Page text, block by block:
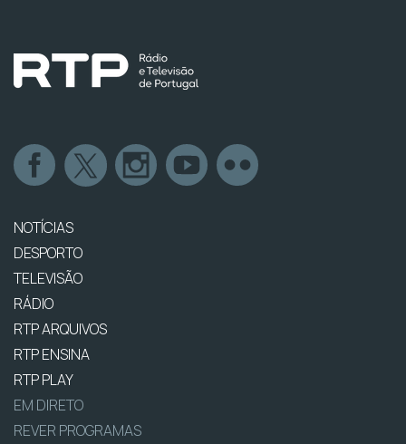
NOTÍCIAS
DESPORTO
TELEVISÃO
RÁDIO
RTP ARQUIVOS
RTP ENSINA
RTP PLAY
EM DIRETO
REVER PROGRAMAS